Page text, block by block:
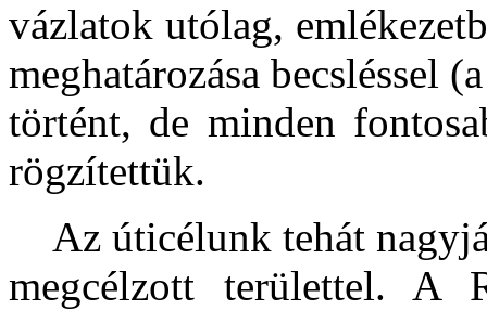
vázlatok utólag,
meghatározása becsléssel
történt, de minden
rögzítettük.
Az úticélunk tehát
megcélzott területtel. A